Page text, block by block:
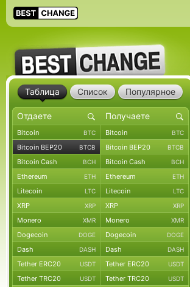
Таблица Список Популярное
Bitcoin BTC Bitcoin BTC
Bitcoin BEP20 BTCB Bitcoin BEP20 BTCB
Bitcoin Cash BCH Bitcoin Cash BCH
Ethereum ETH Ethereum ETH
Litecoin LTC Litecoin LTC
XRP XRP XRP XRP
Monero XMR Monero XMR
Dogecoin DOGE Dogecoin DOGE
Dash DASH Dash DASH
Tether ERC20 USDT Tether ERC20 USDT
Tether TRC20 USDT Tether TRC20 USDT